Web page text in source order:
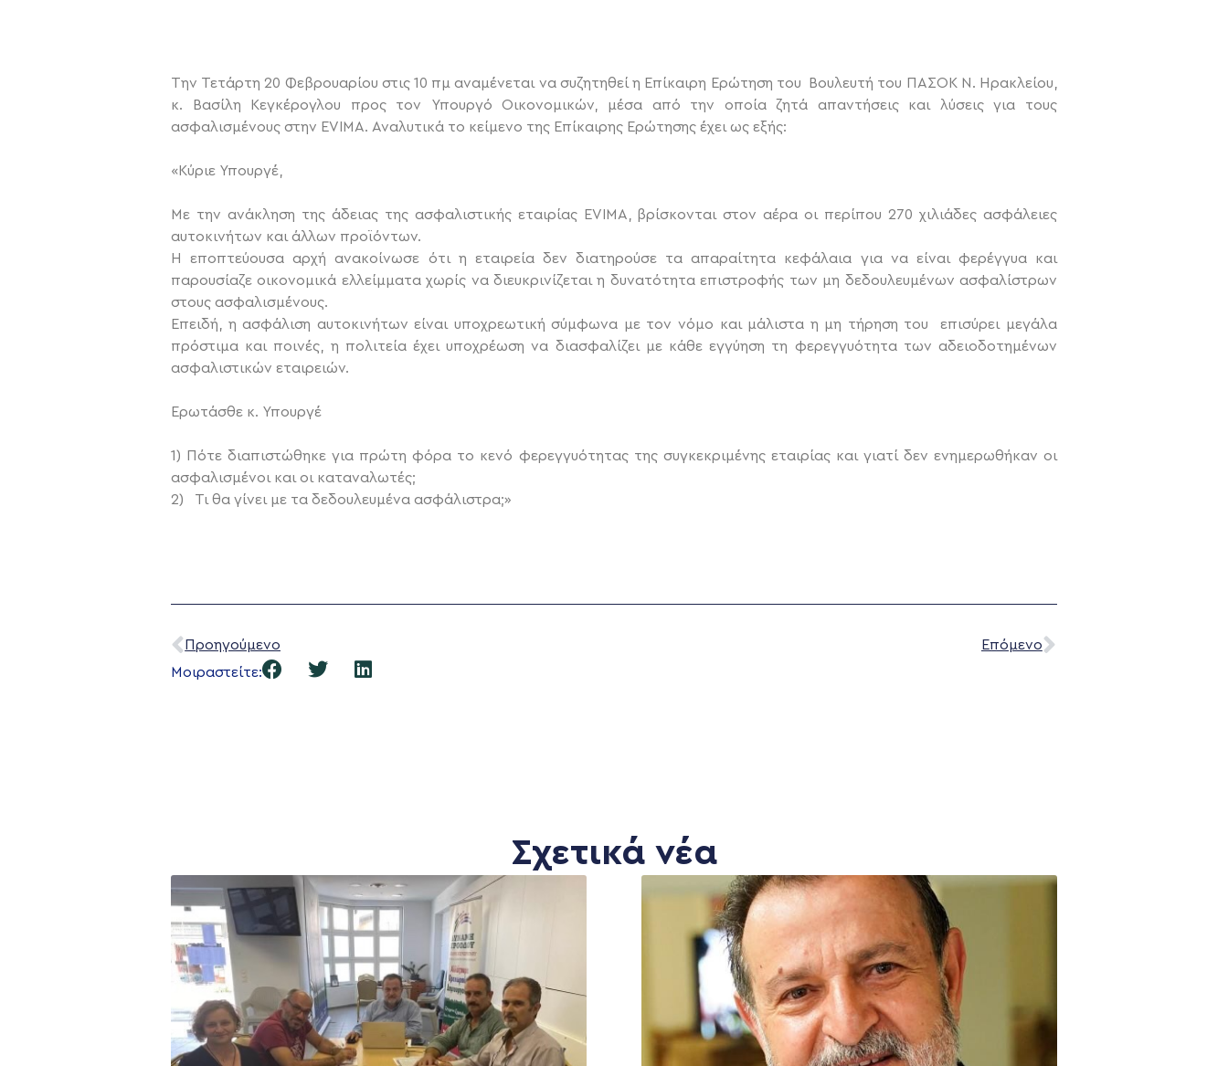
Την Τετάρτη 20 Φεβρουαρίου στις 10 πμ αναμένεται να συζητηθεί η Επίκαιρη Ερώτηση του Βουλευτή του ΠΑΣΟΚ Ν. Ηρακλείου,
κ. Βασίλη Κεγκέρογλου προς τον Υπουργό Οικονομικών, μέσα από την οποία ζητά απαντήσεις και λύσεις για τους
ασφαλισμένους στην EVIMA. Αναλυτικά το κείμενο της Επίκαιρης Ερώτησης έχει ως εξής:
«Κύριε Υπουργέ,
Με την ανάκληση της άδειας της ασφαλιστικής εταιρίας EVIMA, βρίσκονται στον αέρα οι περίπου 270 χιλιάδες ασφάλειες
αυτοκινήτων και άλλων προϊόντων.
Η εποπτεύουσα αρχή ανακοίνωσε ότι η εταιρεία δεν διατηρούσε τα απαραίτητα κεφάλαια για να είναι φερέγγυα και
παρουσίαζε οικονομικά ελλείμματα χωρίς να διευκρινίζεται η δυνατότητα επιστροφής των μη δεδουλευμένων ασφαλίστρων
στους ασφαλισμένους.
Επειδή, η ασφάλιση αυτοκινήτων είναι υποχρεωτική σύμφωνα με τον νόμο και μάλιστα η μη τήρηση του επισύρει μεγάλα
πρόστιμα και ποινές, η πολιτεία έχει υποχρέωση να διασφαλίζει με κάθε εγγύηση τη φερεγγυότητα των αδειοδοτημένων
ασφαλιστικών εταιρειών.
Ερωτάσθε κ. Υπουργέ
1) Πότε διαπιστώθηκε για πρώτη φόρα το κενό φερεγγυότητας της συγκεκριμένης εταιρίας και γιατί δεν ενημερωθήκαν οι
ασφαλισμένοι και οι καταναλωτές;
2) Τι θα γίνει με τα δεδουλευμένα ασφάλιστρα;»
Προηγούμενο
Επόμενο
Μοιραστείτε:
Σχετικά νέα